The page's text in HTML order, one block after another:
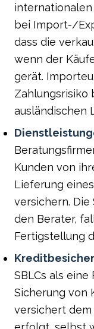
bei Import-/
dass die
wenn der
gerät.
Zahlungsrisiko
ausländischen
Kunden von
Lieferung
versichern. Die
den Berater,
Fertigstellung
SBLCs als
Sicherung von
versichert dem